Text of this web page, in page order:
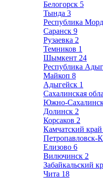
Белогорск 5
Тында 3
Республика
Саранск 9
Рузаевка 2
Темников 1
Шымкент 24
Республика
Майкоп 8
Адыгейск 1
Сахалинская
Южно-
Долинск 2
Корсаков 2
Камчатский край
Петропавловск-
Елизово 6
Вилючинск 2
Забайкальский
Чита 18